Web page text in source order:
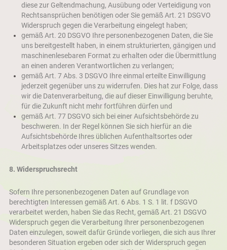
diese zur Geltendmachung, Ausübung oder Verteidigung von
Rechtsansprüchen benötigen oder Sie gemäß Art. 21 DSGVO
Widerspruch gegen die Verarbeitung eingelegt haben;
gemäß Art. 20 DSGVO Ihre personenbezogenen Daten, die Sie
uns bereitgestellt haben, in einem strukturierten, gängigen und
maschinenlesebaren Format zu erhalten oder die Übermittlung
an einen anderen Verantwortlichen zu verlangen;
gemäß Art. 7 Abs. 3 DSGVO Ihre einmal erteilte Einwilligung
jederzeit gegenüber uns zu widerrufen. Dies hat zur Folge, dass
wir die Datenverarbeitung, die auf dieser Einwilligung beruhte,
für die Zukunft nicht mehr fortführen dürfen und
gemäß Art. 77 DSGVO sich bei einer Aufsichtsbehörde zu
beschweren. In der Regel können Sie sich hierfür an die
Aufsichtsbehörde Ihres üblichen Aufenthaltsortes oder
Arbeitsplatzes oder unseres Sitzes wenden.
8. Widerspruchsrecht
Sofern Ihre personenbezogenen Daten auf Grundlage von
berechtigten Interessen gemäß Art. 6 Abs. 1 S. 1 lit. f DSGVO
verarbeitet werden, haben Sie das Recht, gemäß Art. 21 DSGVO
Widerspruch gegen die Verarbeitung Ihrer personenbezogenen
Daten einzulegen, soweit dafür Gründe vorliegen, die sich aus Ihrer
besonderen Situation ergeben oder sich der Widerspruch gegen